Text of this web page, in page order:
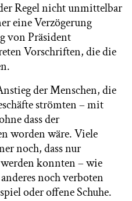
Regel nicht unmittelbar
eine Verzögerung
von Präsident
Vorschriften, die die
der Menschen, die
strömten – mit
dass der
worden wäre. Viele
noch, dass nur
konnten – wie
noch verboten
oder offene Schuhe.